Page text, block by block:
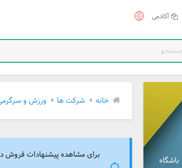
آکادمی
باشگاه
خانه شرکت ها ورزش و
برای مشاهده پیشنهادات فروش